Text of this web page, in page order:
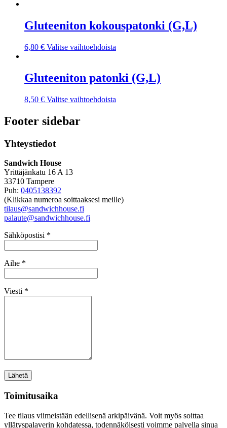
Gluteeniton kokouspatonki (G,L)
6,80 € Valitse vaihtoehdoista
Gluteeniton patonki (G,L)
8,50 € Valitse vaihtoehdoista
Footer sidebar
Yhteystiedot
Sandwich House
Yrittäjänkatu 16 A 13
33710 Tampere
Puh: 0405138392
(Klikkaa numeroa soittaaksesi meille)
tilaus@sandwichhouse.fi
palaute@sandwichhouse.fi
Sähköpostisi *
Aihe *
Viesti *
Toimitusaika
Tee tilaus viimeistään edellisenä arkipäivänä. Voit myös soittaa
yllätyspalaverin kohdatessa, todennäköisesti voimme palvella sinua